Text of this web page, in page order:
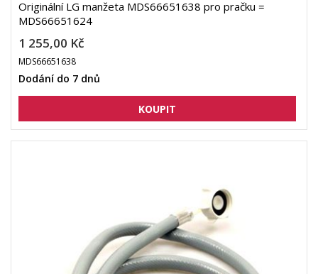
Originální LG manžeta MDS66651638 pro pračku =
MDS66651624
1 255,00 Kč
MDS66651638
Dodání do 7 dnů